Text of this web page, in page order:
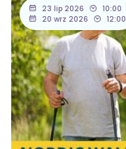
23 lip 2026
10:00
20 wrz 2026
12:00